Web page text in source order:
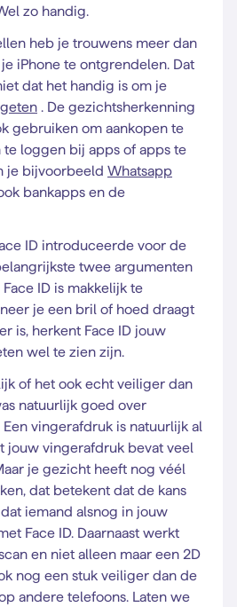
zo handig.
heb je trouwens meer dan
iPhone te ontgrendelen. Dat
dat het handig is om je
. De gezichtsherkenning
gebruiken om aankopen te
te loggen bij apps of apps te
je bijvoorbeeld Whatsapp
bankapps en de
ID introduceerde voor de
twee argumenten
ID is makkelijk te
je een bril of hoed draagt
is, herkent Face ID jouw
wel te zien zijn.
of het ook echt veiliger dan
natuurlijk goed over
vingerafdruk is natuurlijk al
jouw vingerafdruk bevat veel
je gezicht heeft nog véél
dat betekent dat de kans
iemand alsnog in jouw
Face ID. Daarnaast werkt
en niet alleen maar een 2D
nog een stuk veiliger dan de
andere telefoons. Laten we